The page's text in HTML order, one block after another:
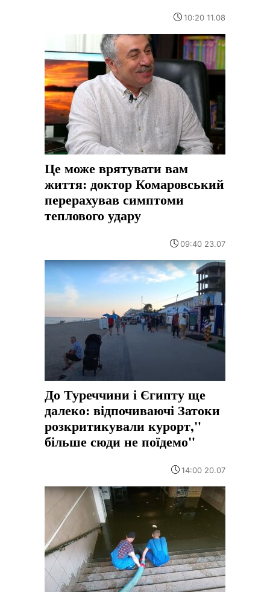
10:20 11.08
Це може врятувати вам
життя: доктор Комаровський
перерахував симптоми
теплового удару
09:40 23.07
До Туреччини і Єгипту ще
далеко: відпочиваючі Затоки
розкритикували курорт,"
більше сюди не поїдемо"
14:00 20.07